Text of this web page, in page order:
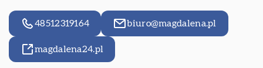
48512319164 biuro@magdalena.pl
magdalena24.pl